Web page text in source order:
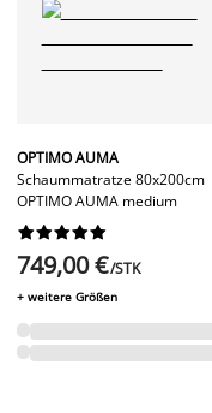
OPTIMO AUMA
Schaummatratze 80x200cm
OPTIMO AUMA medium






749,00 €/STK
+ weitere Größen